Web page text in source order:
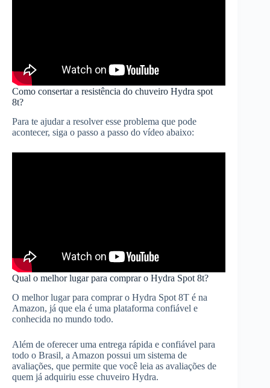
Como consertar a resistência do chuveiro Hydra spot
8t?
Para te ajudar a resolver esse problema que pode
acontecer, siga o passo a passo do vídeo abaixo:
Qual o melhor lugar para comprar o Hydra Spot 8t?
O melhor lugar para comprar o Hydra Spot 8T é na
Amazon, já que ela é uma plataforma confiável e
conhecida no mundo todo.
Além de oferecer uma entrega rápida e confiável para
todo o Brasil, a Amazon possui um sistema de
avaliações, que permite que você leia as avaliações de
quem já adquiriu esse chuveiro Hydra.